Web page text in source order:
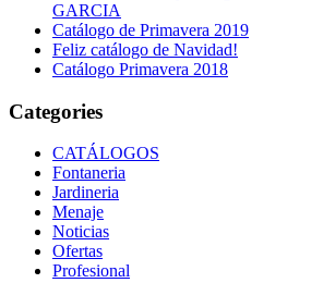
GARCIA
Catálogo de Primavera 2019
Feliz catálogo de Navidad!
Catálogo Primavera 2018
Categories
CATÁLOGOS
Fontaneria
Jardineria
Menaje
Noticias
Ofertas
Profesional